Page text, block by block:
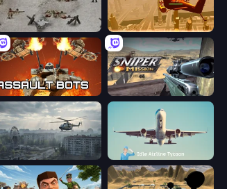
Warfare 1944 Seek and Destroy
Assault Bots Sniper Mission
Free Rally: Pripyat Idle Airline Tycoon